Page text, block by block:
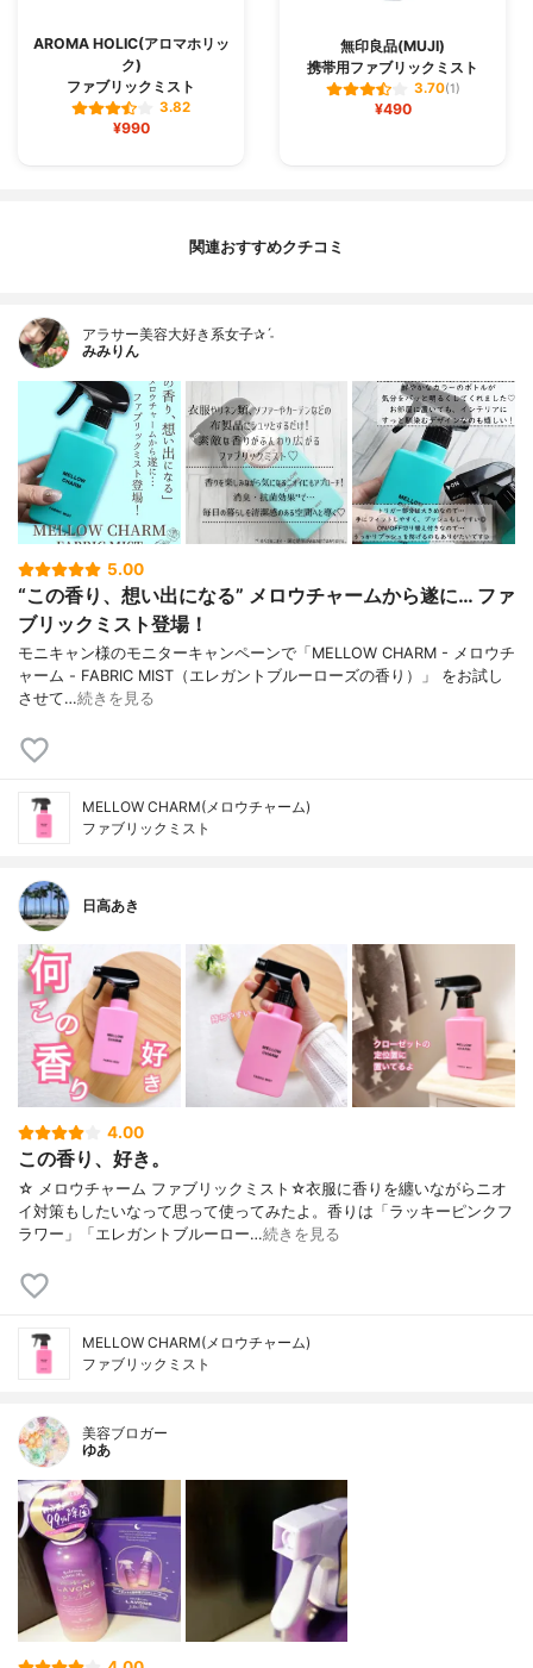
AROMA HOLIC(アロマホリッ
ク)
ファブリックミスト
3.82
¥990
無印良品(MUJI)
携帯用ファブリックミスト
3.70(1)
¥490
関連おすすめクチコミ
アラサー美容大好き系女子✰ˊ˗
みみりん
5.00
“この香り、想い出になる” メロウチャームから遂に… ファ
ブリックミスト登場！
モニキャン様のモニターキャンペーンで「MELLOW CHARM - メロウチ
ャーム - FABRIC MIST（エレガントブルーローズの香り）」 をお試し
させて…続きを見る
MELLOW CHARM(メロウチャーム)
ファブリックミスト
日高あき
4.00
この香り、好き。
☆ メロウチャーム ファブリックミスト☆衣服に香りを纏いながらニオ
イ対策もしたいなって思って使ってみたよ。香りは「ラッキーピンクフ
ラワー」「エレガントブルーロー…続きを見る
MELLOW CHARM(メロウチャーム)
ファブリックミスト
美容ブロガー
ゆあ